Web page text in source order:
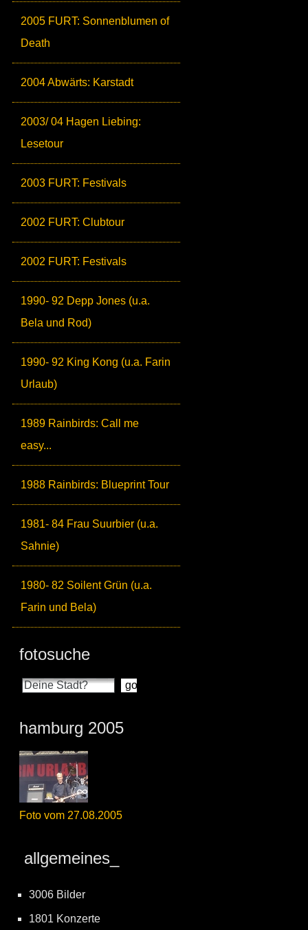
2005 FURT: Sonnenblumen of
Death
2004 Abwärts: Karstadt
2003/ 04 Hagen Liebing:
Lesetour
2003 FURT: Festivals
2002 FURT: Clubtour
2002 FURT: Festivals
1990- 92 Depp Jones (u.a.
Bela und Rod)
1990- 92 King Kong (u.a. Farin
Urlaub)
1989 Rainbirds: Call me
easy...
1988 Rainbirds: Blueprint Tour
1981- 84 Frau Suurbier (u.a.
Sahnie)
1980- 82 Soilent Grün (u.a.
Farin und Bela)
fotosuche
hamburg 2005
Foto vom 27.08.2005
allgemeines_
3006 Bilder
1801 Konzerte